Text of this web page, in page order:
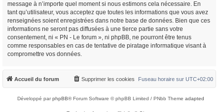
message à n’importe quel moment si nous estimons cela nécessaire. En
tant qu’utilisateur, vous acceptez que toutes les informations que vous avez
renseignées soient enregistrées dans notre base de données. Bien que ces
informations ne seront pas diffusées à une tierce partie sans votre
consentement, ni « PN - Le forum », ni phpBB, ne pourront être tenus
comme responsables en cas de tentative de piratage informatique visant à
compromettre vos données.
Accueil du forum Fuseau horaire sur UTC+02:00
Supprimer les cookies
Développé parphpBB® Forum Software © phpBB Limited / PNbb Theme adapted